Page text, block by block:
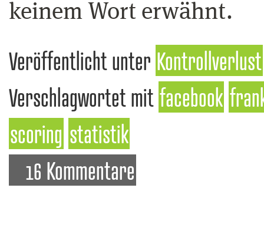
keinem Wort erwähnt.
Veröffentlicht unter Kontrollverlust
Verschlagwortet mitfacebook
scoring statistik
16 Kommentare